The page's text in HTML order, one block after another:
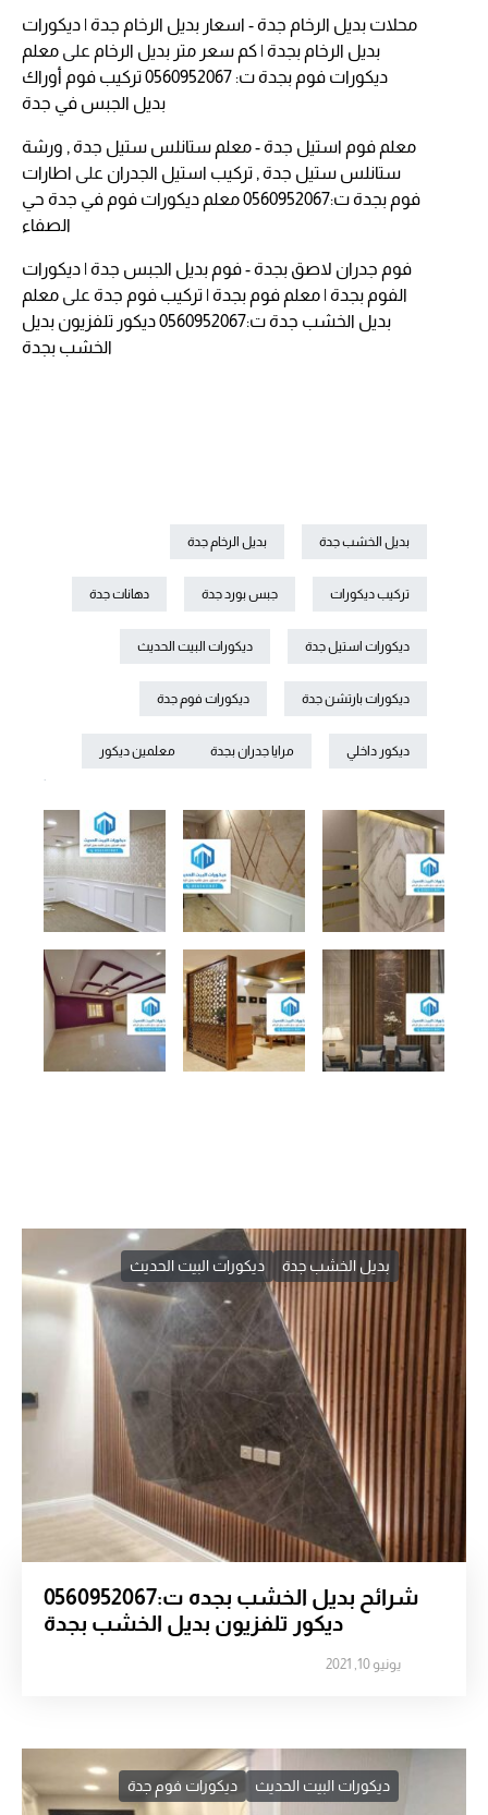
محلات بديل الرخام جدة - اسعار بديل الرخام جدة | ديكورات
بديل الرخام بجدة | كم سعر متر بديل الرخام على معلم
ديكورات فوم بجدة ت: 0560952067 تركيب فوم أوراك
بديل الجبس في جدة
معلم فوم استيل جدة - معلم ستانلس ستيل جدة , ورشة
ستانلس ستيل جدة , تركيب استيل الجدران على اطارات
فوم بجدة ت:0560952067 معلم ديكورات فوم في جدة حي
الصفاء
فوم جدران لاصق بجدة - فوم بديل الجبس جدة | ديكورات
الفوم بجدة | معلم فوم بجدة | تركيب فوم جدةعلى معلم
بديل الخشب جدة ت:0560952067 ديكور تلفزيون بديل
الخشب بجدة
بديل الخشب جدة بديل الرخام جدة
تركيب ديكورات جبس بورد جدة دهانات جدة
ديكورات استيل جدة ديكورات البيت الحديث
ديكورات بارتشن جدة ديكورات فوم جدة
ديكور داخلي مرايا جدران بجدة
معلمين ديكور
.
بديل الخشب جدة ديكورات البيت الحديث
شرائح بديل الخشب بجده ت:0560952067
ديكور تلفزيون بديل الخشب بجدة
يونيو 10, 2021
ديكورات البيت الحديث ديكورات فوم جدة